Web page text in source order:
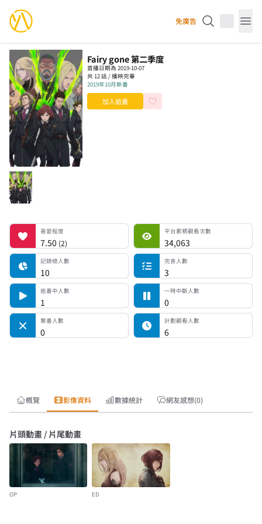
YourAnimes 你的動畫 免廣告
Fairy gone 第二季度
首播日期為 2019-10-07
共 12 話 / 播映完畢
2019年10月新番
加入追番
喜愛程度喜愛程度
7.50 (2)
平台累積觀看次數 平台累積觀看次數
34,063
記錄總人數
記錄總人數
10
完食人數
完食人數
3
追番中人數
追番中人數
1
一時中斷人數
一時中斷人數
0
棄番人數
棄番人數
0
計劃觀看人數
計劃觀看人數
6
概覽 影像資料 數據統計 網友感想(0)
片頭動畫 / 片尾動畫
OP ED